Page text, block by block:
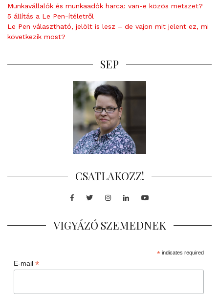
Munkavállalók és munkaadók harca: van-e közös metszet?
5 állítás a Le Pen-ítéletről
Le Pen választható, jelölt is lesz – de vajon mit jelent ez, mi
következik most?
SEP
CSATLAKOZZ!
Facebook
TwitterInstagram
LinkedInYoutube
VIGYÁZÓ SZEMEDNEK
*indicates required
E-mail *